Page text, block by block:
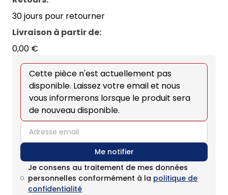
30 jours pour retourner
Livraison à partir de:
0,00 €
Cette pièce n'est actuellement pas
disponible. Laissez votre email et nous
vous informerons lorsque le produit sera
de nouveau disponible.
email
Me notifier
Je consens au traitement de mes données
personnelles conformément à la politique de
confidentialité